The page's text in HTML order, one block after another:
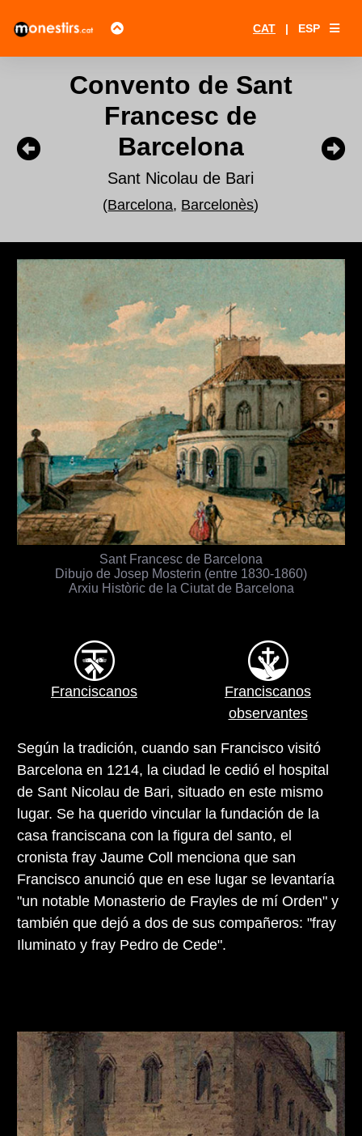
CAT | ESP
Convento de Sant
Francesc de
Barcelona
Sant Nicolau de Bari
(Barcelona, Barcelonès)
Sant Francesc de Barcelona
Dibujo de Josep Mosterin (entre 1830-1860)
Arxiu Històric de la Ciutat de Barcelona
Franciscanos
Franciscanos
observantes
Según la tradición, cuando san Francisco visitó
Barcelona en 1214, la ciudad le cedió el hospital
de Sant Nicolau de Bari, situado en este mismo
lugar. Se ha querido vincular la fundación de la
casa franciscana con la figura del santo, el
cronista fray Jaume Coll menciona que san
Francisco anunció que en ese lugar se levantaría
"un notable Monasterio de Frayles de mí Orden" y
también que dejó a dos de sus compañeros: "fray
Iluminato y fray Pedro de Cede".